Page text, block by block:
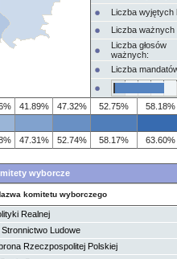
Liczba wyjętych
Liczba ważnych
Liczba głosów
ważnych:
Liczba
41.89% 47.32% 52.75% 58.18%
47.31% 52.74% 58.17% 63.60%
wyborcze
komitetu wyborczego
Realnej
Ludowe
Rzeczpospolitej Polskiej